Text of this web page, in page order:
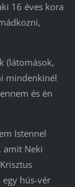
16 éves kora
(látomások,
mindenkinél
és én
Istennel
amit Neki
egy hús-vér